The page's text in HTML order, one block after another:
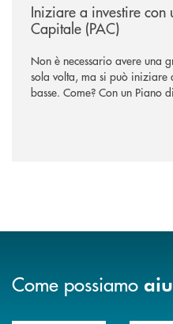
Iniziare a investire
Capitale (PAC)
Non è necessario avere una
sola volta, ma si può iniziare
basse. Come? Con un Piano
Come possiamo